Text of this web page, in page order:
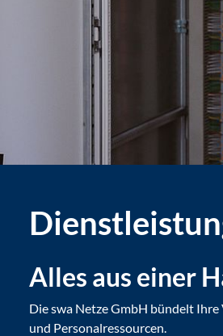
Alles aus einer
Die swa Netze GmbH bündelt
und Personalressourcen.